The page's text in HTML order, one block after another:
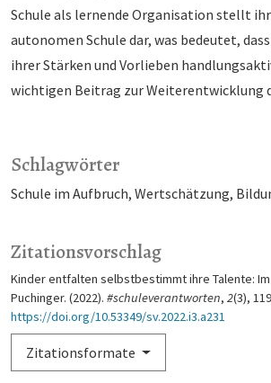
Schlagwörter
Schule im Aufbruch Wertschätzung
Zitationsvorschlag
Kinder entfalten selbstbestimmt ihre Talente:
Puchinger. (2022). #schuleverantworten, 2(3),
https://doi.org/10.53349/sv.2022.i3.a231
Zitationsformate
Schule als lernende Organisation stellt
autonomen Schule dar, was bedeutet,
ihrer Stärken und Vorlieben
wichtigen Beitrag zur Weiterentwicklung